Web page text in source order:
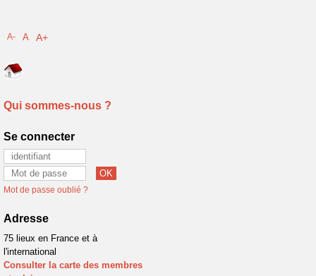
A- A A+
Qui sommes-nous ?
Se connecter
Mot de passe oublié ?
Adresse
75 lieux en France et à
l'international
Consulter la carte des membres